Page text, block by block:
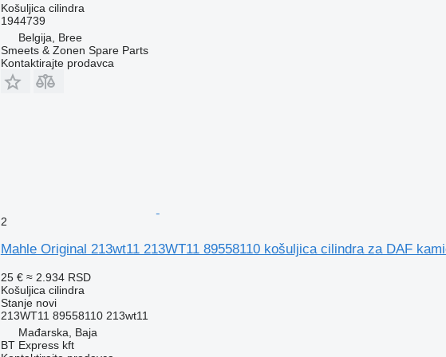
Košuljica cilindra
1944739
Belgija, Bree
Smeets & Zonen Spare Parts
Kontaktirajte prodavca
2
Mahle Original 213wt11 213WT11 89558110 košuljica cilindra za DAF
25 € ≈ 2.934 RSD
Košuljica cilindra
Stanjenovi
213WT11 89558110 213wt11
Mađarska, Baja
BT Express kft